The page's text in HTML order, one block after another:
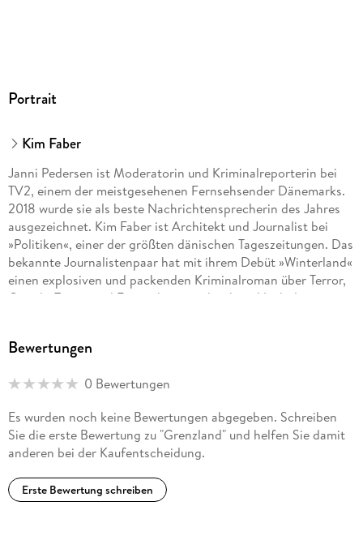
Portrait
Kim Faber
Janni Pedersen ist Moderatorin und Kriminalreporterin bei
TV2, einem der meistgesehenen Fernsehsender Dänemarks.
2018 wurde sie als beste Nachrichtensprecherin des Jahres
ausgezeichnet. Kim Faber ist Architekt und Journalist bei
»Politiken«, einer der größten dänischen Tageszeitungen. Das
bekannte Journalistenpaar hat mit ihrem Debüt »Winterland«
einen explosiven und packenden Kriminalroman über Terror,
Gewalt, Trauer und Einsamkeit geschrieben. Nach dem
und Signe Kristiansen die SPIEGEL-Bestsellerliste im Sturm
Bewertungen
0 Bewertungen
Es wurden noch keine Bewertungen abgegeben. Schreiben
Sie die erste Bewertung zu "Grenzland" und helfen Sie damit
anderen bei der Kaufentscheidung.
Erste Bewertung schreiben